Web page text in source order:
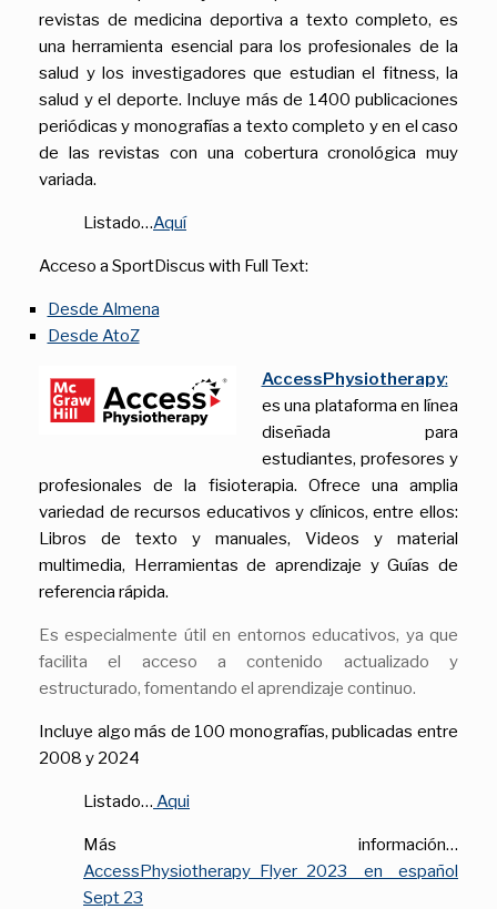
revistas de medicina deportiva a texto completo, es
una herramienta esencial para los profesionales de la
salud y los investigadores que estudian el fitness, la
salud y el deporte. Incluye más de 1400 publicaciones
periódicas y monografías a texto completo y en el caso
de las revistas con una cobertura cronológica muy
variada.
Listado…Aquí
Acceso a SportDiscus with Full Text:
Desde Almena
Desde AtoZ
AccessPhysiotherapy:
es una plataforma en línea
diseñada para
estudiantes, profesores y
profesionales de la fisioterapia. Ofrece una amplia
variedad de recursos educativos y clínicos, entre ellos:
Libros de texto y manuales, Videos y material
multimedia, Herramientas de aprendizaje yGuías de
referencia rápida.
Es especialmente útil en entornos educativos, ya que
facilita el acceso a contenido actualizado y
estructurado, fomentando el aprendizaje continuo.
Incluye algo más de 100 monografías, publicadas entre
2008 y 2024
Listado… Aqui
Más información…
AccessPhysiotherapy_Flyer_2023 en español
Sept 23